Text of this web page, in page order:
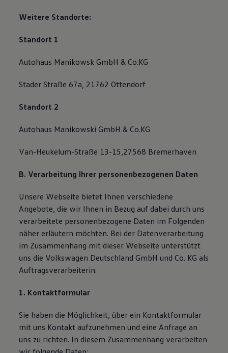
Weitere Standorte:
Standort 1
Autohaus Manikowsk GmbH & Co.KG
Stader Straße 67a, 21762 Ottendorf
Standort 2
Autohaus Manikowski GmbH & Co.KG
Van-Heukelum-Straße 13-15,27568 Bremerhaven
B. Verarbeitung Ihrer personenbezogenen Daten
Unsere Webseite bietet Ihnen verschiedene
Angebote, die wir Ihnen in Bezug auf dabei durch uns
verarbeitete personenbezogene Daten im Folgenden
näher erläutern möchten. Bei der Datenverarbeitung
im Zusammenhang mit dieser Webseite unterstützt
uns die Volkswagen Deutschland GmbH und Co. KG als
Auftragsverarbeiterin.
1. Kontaktformular
Sie haben die Möglichkeit, über ein Kontaktformular
mit uns Kontakt aufzunehmen und eine Anfrage an
uns zu richten. In diesem Zusammenhang verarbeiten